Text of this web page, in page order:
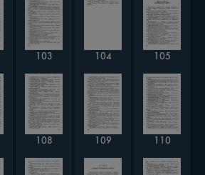
103 104 105
108 109 110